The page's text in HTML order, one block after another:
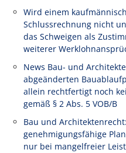
Wird einem
Schlussrechnung nicht
das Schweigen als
weiterer
News Bau- und
abgeänderten
allein rechtfertigt noch
gemäß § 2 Abs. 5 VOB/B
Bau und
genehmigungsfähige
nur bei mangelfreier